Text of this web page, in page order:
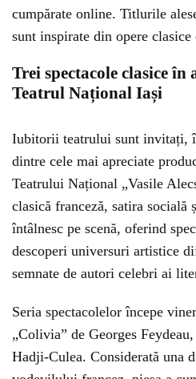
cumpărate online. Titlurile
sunt inspirate din opere clasice
Trei spectacole clasice în
Teatrul Național Iași
Iubitorii teatrului sunt invitați,
dintre cele mai apreciate
Teatrului Național „Vasile
clasică franceză, satira socială
întâlnesc pe scenă, oferind
descoperi universuri artistice
semnate de autori celebri ai
Seria spectacolelor începe
„Colivia” de Georges
Hadji-Culea. Considerată una